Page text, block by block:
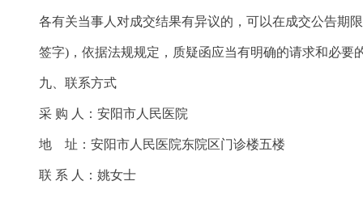
各有关当事人对成交结果有异议的，可以在成交公告期
签字)，依据法规规定，质疑函应当有明确的请求和必要
九、联系方式
采 购 人：安阳市人民医院
地 址：安阳市人民医院东院区门诊楼五楼
联 系 人：姚女士